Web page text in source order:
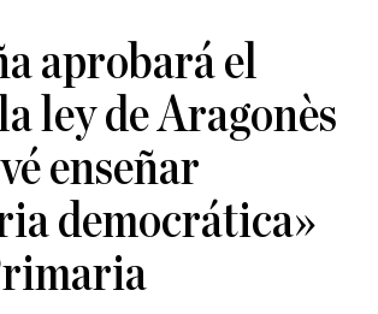
aprobará el
ley de Aragonès
enseñar
democrática»